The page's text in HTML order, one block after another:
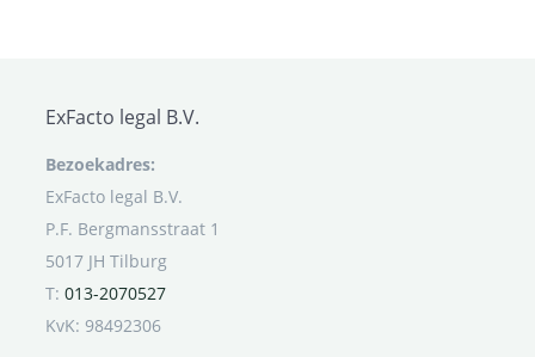
ExFacto legal B.V.
Bezoekadres:
ExFacto legal B.V.
P.F. Bergmansstraat 1
5017 JH Tilburg
T: 013-2070527
KvK: 98492306